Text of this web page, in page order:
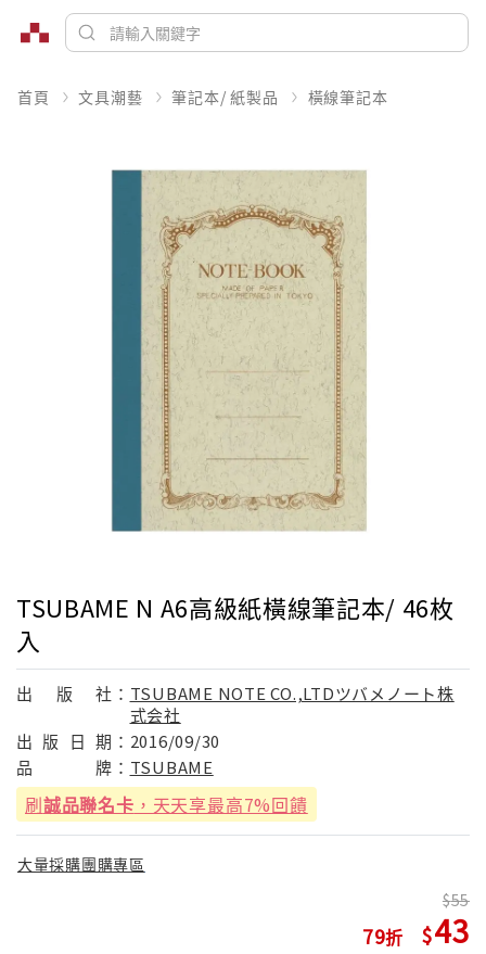
首頁 文具潮藝 筆記本/ 紙製品 橫線筆記本
TSUBAME N A6高級紙橫線筆記本/ 46枚
入
出 版 社： TSUBAME NOTE CO.,LTDツバメノート株
式会社
出 版 日 期： 2016/09/30
品
牌： TSUBAME
刷誠品聯名卡 ，天天享最高7%回饋
大量採購團購專區
79
55
43